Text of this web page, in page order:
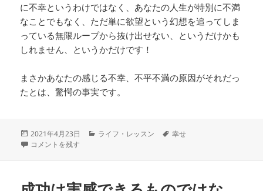
に不幸というわけではなく、あなたの人生が特別に不満
なことでもなく、ただ単に欲望という幻想を追ってしま
っている無限ループから抜け出せない、というだけかも
しれません、というかだけです！
まさかあなたの感じる不幸、不平不満の原因がそれだっ
たとは、驚愕の事実です。
投
稿
2021年4月23日
カ
ライフ・レッスン
タ
幸せ
欲しがるのをやめると平安が訪れる に
コメントを残す